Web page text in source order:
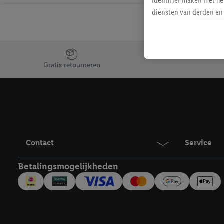
Jouw voordelen bij ons als Lidl webshop klant
Gratis retourneren
Contact Service
Betalingsmogelijkheden
diensten van derden
Als je hiervoor
eerder interesse hebt
maar het niet te
mailadres en met
Onder "Aanpassen"
Door te klikken op
technieken worden
inclusief over de
trekken, vind je in onze
over de cookies die